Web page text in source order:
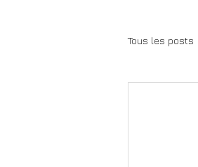
Tous les posts